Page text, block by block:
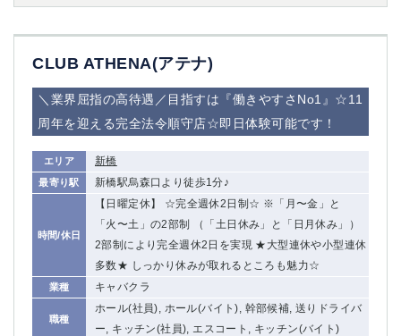
CLUB ATHENA(アテナ)
＼業界屈指の高待遇／目指すは『働きやすさNo1』☆11
周年を迎える完全法令順守店☆即日体験可能です！
エリア 新橋
最寄り駅 新橋駅烏森口より徒歩1分♪
時間/休日
【日曜定休】 ☆完全週休2日制☆ ※「月〜金」と
「火〜土」の2部制 （「土日休み」と「日月休み」）
2部制により完全週休2日を実現 ★大型連休や小型連休
多数★ しっかり休みが取れるところも魅力☆
業種 キャバクラ
職種
ホール(社員), ホール(バイト), 幹部候補, 送りドライバ
ー, キッチン(社員), エスコート, キッチン(バイト)
神奈川県
横浜
川崎
溝の口
本厚木
新横浜
武蔵小杉
小田原
横浜・桜木町
関内・馬車道・日ノ出町 武蔵新城
元住吉
茅ヶ崎
たまプラーザ
大船
相模原
厚木
桜木町